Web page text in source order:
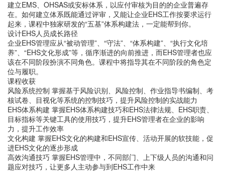
建立EMS、OHSAS或安标体系，以应付审核为目的的企业普遍存
在。如何建立体系既能通过评审，又能让企业EHS工作按要求运行
起来，课程中独家研发的“五基”体系构建法，一定能帮到你。
设计EHS人员成长路径
企业EHS管理应从“被动管理”、“守法”、“体系构建”、“执行文化培
养”、“EHS文化形成”等，循序渐进的向前推进，而EHS管理者也应
该在不同阶段扮演不同角色。课程中将指导其在不同阶段的角色定
位与履职。
课程收获
风险系统控制 掌握基于风险识别、风险控制、作业指导书编制、考
核试卷、目视化等系统的控制技巧，提升风险控制的实战能力
EHS体系构建 掌握EHS体系构建技巧和EHS法律法规、EHS职责、
目标指标等关键工具的使用技巧，提升EHS管理者在企业的影响
力，提升工作效率
文化构建 掌握EHS文化的构建和EHS宣传、活动开展的软技能，促
进EHS文化的逐步形成
高效沟通技巧 掌握EHS管理中，不同部门、上下级人员的沟通和问
题应对技巧，让更多人主动参与到EHS工作中来